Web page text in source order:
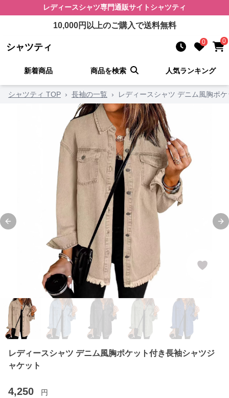
レディースシャツ専門通販サイト シャツティ
10,000円以上のご購入で送料無料
シャツティ 0 0
新着商品 商品を検索 人気ランキング
シャツティ TOP › 長袖の一覧 › レディースシャツ デニム風胸ポ
Previous slide
レディースシャツ デニム風胸ポケット付き長袖シャツジ
ャケット
4,250 円